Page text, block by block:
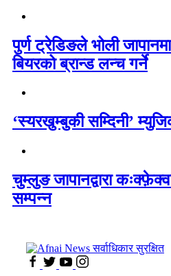
पुर्ण ट्रेडिङले भोली
बियरको ब्रान्ड लन्च गर्ने
‘स्यरखुम्बुकी सम्दिनी’
चुम्लुङ जापानद्वारा
सम्पन्न